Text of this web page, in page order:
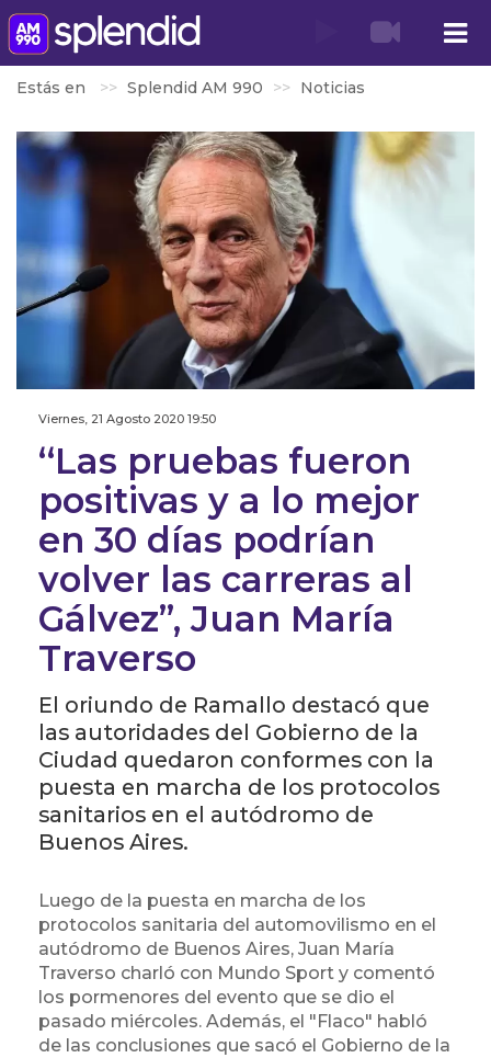
Estás en Splendid AM 990 Noticias
Viernes, 21 Agosto 2020 19:50
‘‘Las pruebas fueron
positivas y a lo mejor
en 30 días podrían
volver las carreras al
Gálvez”, Juan María
Traverso
El oriundo de Ramallo destacó que
las autoridades del Gobierno de la
Ciudad quedaron conformes con la
puesta en marcha de los protocolos
sanitarios en el autódromo de
Buenos Aires.
Luego de la puesta en marcha de los
protocolos sanitaria del automovilismo en el
autódromo de Buenos Aires, Juan María
Traverso charló con Mundo Sport y comentó
los pormenores del evento que se dio el
pasado miércoles. Además, el "Flaco" habló
de las conclusiones que sacó el Gobierno de la